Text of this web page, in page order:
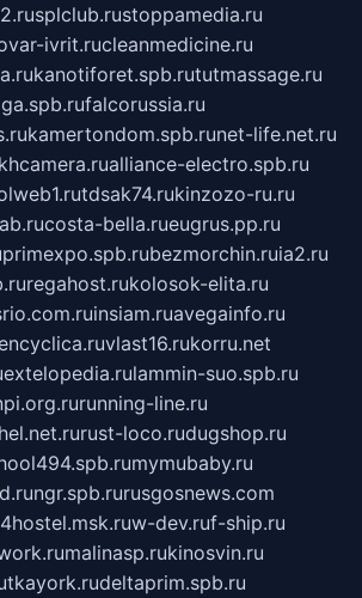
splclub.rustoppamedia.ru
ivrit.rucleanmedicine.ru
kanotiforet.spb.rututmassage.ru
falcorussia.ru
kamertondom.spb.runet-life.net.ru
alliance-electro.spb.ru
tdsak74.rukinzozo-ru.ru
costa-bella.rueugrus.pp.ru
primexpo.spb.rubezmorchin.ruia2.ru
regahost.rukolosok-elita.ru
insiam.ruavegainfo.ru
vlast16.rukorru.net
extelopedia.rulammin-suo.spb.ru
running-line.ru
rust-loco.rudugshop.ru
mymubaby.ru
ngr.spb.rurusgosnews.com
w-dev.ruf-ship.ru
malinasp.rukinosvin.ru
deltaprim.spb.ru